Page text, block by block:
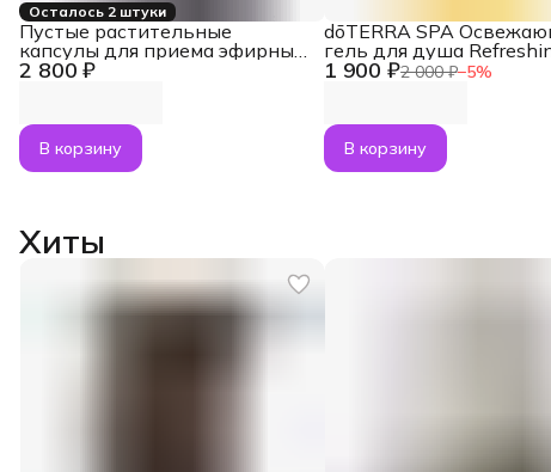
Осталось 2 штуки
2 800 ₽
Пустые растительные
капсулы для приема эфирных
масел внутрь dōTERRA, Veggie
В корзину
1 900 ₽2 000 ₽−5%
dōTERRA SPA
гель для душа
Wash, 250 мл
В корзину
Хиты